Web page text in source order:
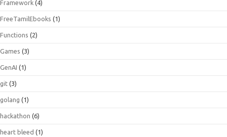
Framework (4)
FreeTamilEbooks (1)
Functions (2)
Games (3)
GenAI (1)
git (3)
golang (1)
hackathon (6)
heart bleed (1)